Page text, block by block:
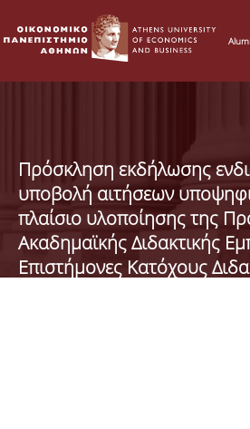
Πρόσκληση εκδήλωσης
υποβολή αιτήσεων
πλαίσιο υλοποίησης της
Ακαδημαϊκής Διδακτικής
Επιστήμονες Κατόχους